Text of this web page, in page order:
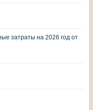
затраты на 2026 год от